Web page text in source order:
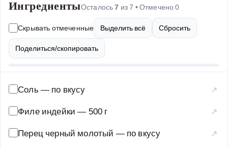
мягким и сочным. Шалфей добавляет пикантности и
усиливает аромат. Этот рецепт идеально подойдет для
приготовления на гриле, мангале или даже в духовке.
Подавайте кебаб с овощами, свежей зеленью и соусом
на ваш выбор. Облепиховый маринад можно дополнить
Попробуйте этот рецепт, и вы убедитесь, насколько
ИнгредиентыОсталось7 из7 • Отмечено0
Скрывать отмеченные Выделить всё Сбросить
Поделиться/скопировать
Соль — по вкусу
Филе индейки — 500 г
Перец черный молотый — по вкусу